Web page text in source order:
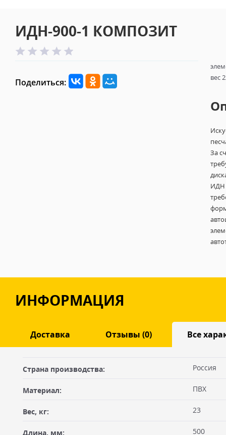
ИДН-900-1 КОМПОЗИТ
Поделиться:
вес
За
ИДН
ИНФОРМАЦИЯ
Доставка Отзывы (0) Все
ДОСТАВКА
Самовывоз из офиса
Вы можете забрать товар из офиса (метро "Бутырская") после
Оставить отзыв
Ваше имя
Страна производства: Россия
Материал: ПВХ
Вес, кг: 23
Длина, мм: 500